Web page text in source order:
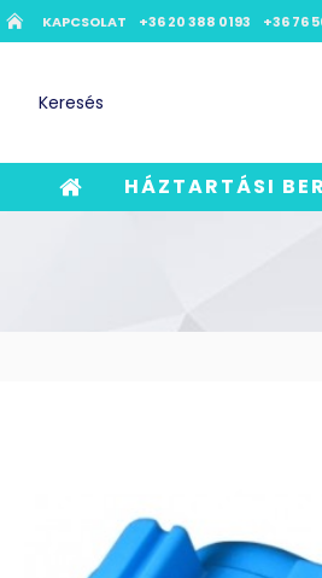
KAPCSOLAT +36 20 388 0193 +36 76
HÁZTARTÁSI